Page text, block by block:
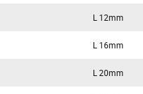
L 12mm
L 16mm
L 20mm